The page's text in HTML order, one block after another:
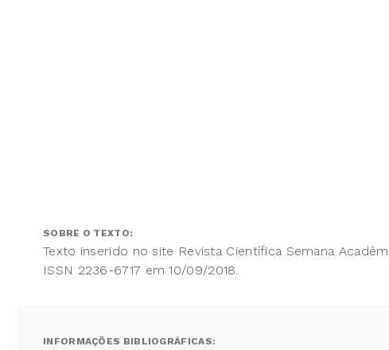
SOBRE O TEXTO:
Texto inserido no site Revista Científica Semana
ISSN 2236-6717 em 10/09/2018.
INFORMAÇÕES BIBLIOGRÁFICAS: